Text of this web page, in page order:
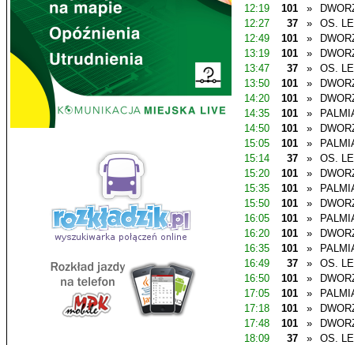
12:19
101 »
12:27
37 »
OS.
12:49
101 »
13:19
101 »
13:47
37 »
OS.
13:50
101 »
14:20
101 »
14:35
101 »
14:50
101 »
15:05
101 »
15:14
37 »
OS.
15:20
101 »
15:35
101 »
15:50
101 »
16:05
101 »
16:20
101 »
16:35
101 »
16:49
37 »
OS.
16:50
101 »
17:05
101 »
17:18
101 »
17:48
101 »
18:09
37 »
OS.